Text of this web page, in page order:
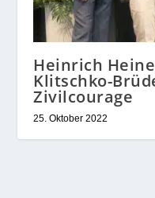
Heinrich
Klitschko-
Zivilcourage
25. Oktober 2022